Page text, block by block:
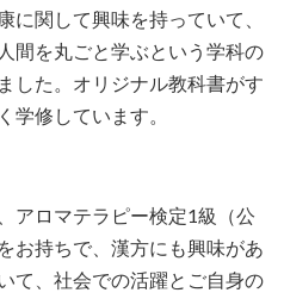
に関して興味を持っていて、
間を丸ごと学ぶという学科の
した。オリジナル教科書がす
学修しています。
アロマテラピー検定1級（公
お持ちで、漢方にも興味があ
て、社会での活躍とご自身の